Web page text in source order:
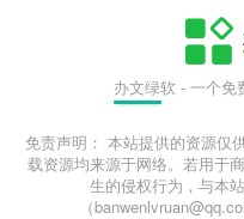
办文绿软 - 一个免
免责声明： 本站提供的资源仅
载资源均来源于网络。若用于
生的侵权行为，与本
（